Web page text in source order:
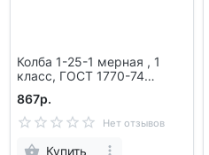
Колба 1-25-1 мерная , 1
класс, ГОСТ 1770-74
867р.
Нет отзывов
Купить